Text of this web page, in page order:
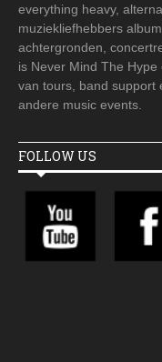
everything heavy,
muziekliefhebbers
achtergronden,
is Never Mind The
van tours, band support
andere music events.
FOLLOW US